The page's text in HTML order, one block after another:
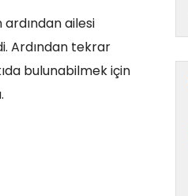
ardından ailesi
Ardından tekrar
bulunabilmek için